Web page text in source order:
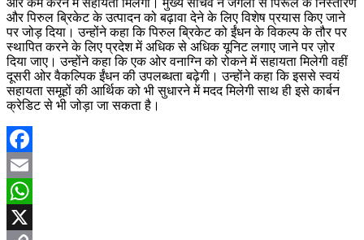
और पिरुल ब्रिकेट के उत्पादन को बढ़ावा देने के लिए विशेष प्रयास किए जाने
पर जोड़ दिया। उन्होंने कहा कि पिरुल ब्रिकेट को ईंधन के विकल्प के तौर पर
स्थापित करने के लिए प्रदेश में अधिक से अधिक यूनिट लगाए जाने पर ज़ोर
दिया जाए। उन्होंने कहा कि एक ओर वनाग्नि को रोकने में सहायता मिलेगी वहीं
दूसरी ओर वैकल्पिक ईंधन की उपलब्धता बढ़ेगी। उन्होंने कहा कि इससे स्वयं
सहायता समूहों की आर्थिक को भी सुधारने में मदद मिलेगी साथ ही इसे कार्बन
क्रेडिट से भी जोड़ा जा सकता है।
Facebook
Email
WhatsApp